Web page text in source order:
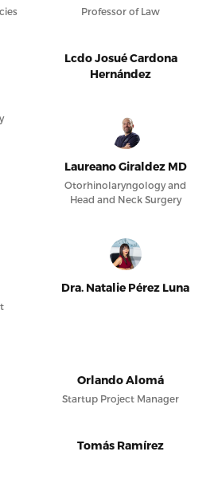
Professor of Law
Lcdo Josué Cardona
Hernández
Laureano Giraldez MD
Otorhinolaryngology and
Head and Neck Surgery
Dra. Natalie Pérez Luna
Orlando Alomá
Startup Project Manager
Tomás Ramírez